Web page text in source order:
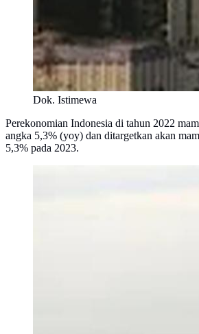
Dok. Istimewa
Perekonomian Indonesia di tahun 2022
angka 5,3% (yoy) dan ditargetkan akan
5,3% pada 2023.